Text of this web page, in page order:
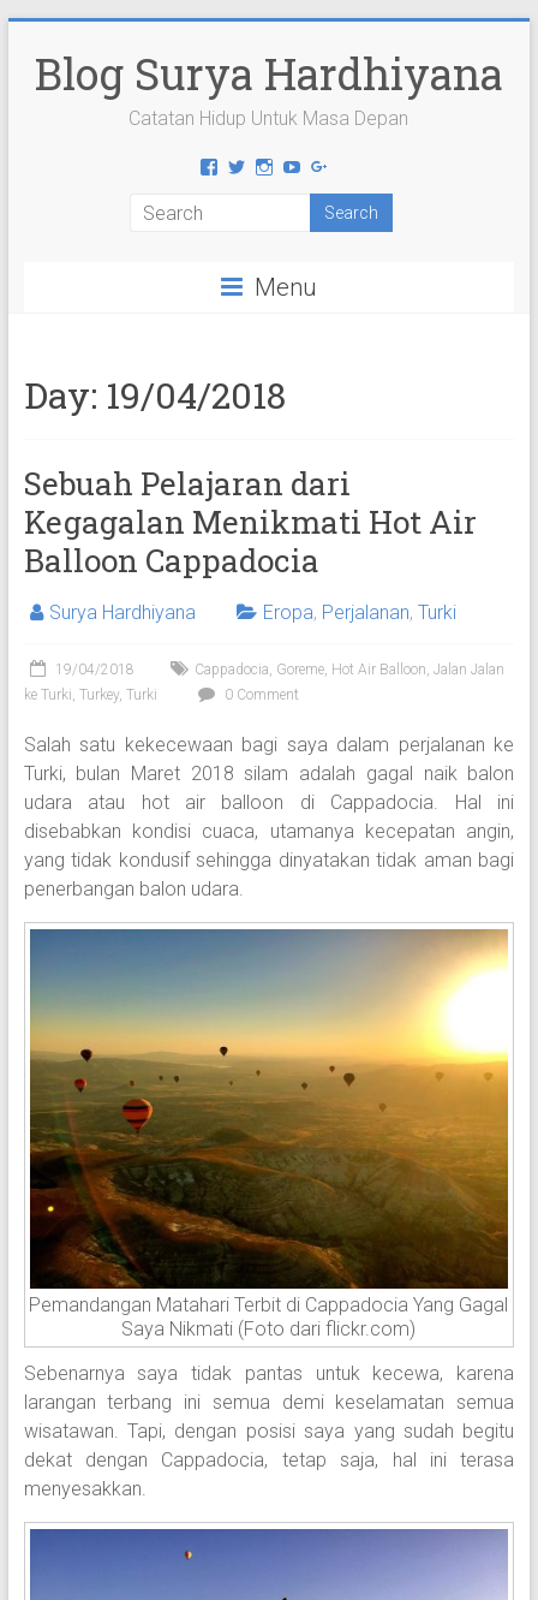
content
Blog Surya Hardhiyana
Catatan Hidup Untuk Masa Depan
ViewViewViewView
profileprofile
on
Menu
Day: 19/04/2018
Sebuah Pelajaran dari
Kegagalan Menikmati Hot Air
Balloon Cappadocia
Surya Hardhiyana Eropa, Perjalanan, Turki
19/04/2018 Cappadocia, Goreme, Hot Air Balloon, Jalan Jalan
ke Turki, Turkey, Turki 0 Comment
Salah satu kekecewaan bagi saya dalam perjalanan ke
Turki, bulan Maret 2018 silam adalah gagal naik balon
udara atau hot air balloon di Cappadocia. Hal ini
disebabkan kondisi cuaca, utamanya kecepatan angin,
yang tidak kondusif sehingga dinyatakan tidak aman bagi
penerbangan balon udara.
Pemandangan Matahari Terbit di Cappadocia Yang Gagal
Saya Nikmati (Foto dari flickr.com)
Sebenarnya saya tidak pantas untuk kecewa, karena
larangan terbang ini semua demi keselamatan semua
wisatawan. Tapi, dengan posisi saya yang sudah begitu
dekat dengan Cappadocia, tetap saja, hal ini terasa
menyesakkan.